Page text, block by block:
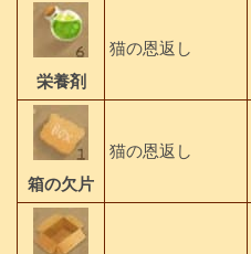
栄養剤
猫の恩返し
箱の欠片
猫の恩返し